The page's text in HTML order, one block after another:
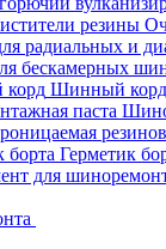
Шинный корд
Герметик